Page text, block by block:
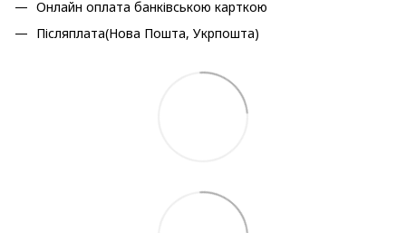
Онлайн оплата банківською карткою
Післяплата(Нова Пошта, Укрпошта)